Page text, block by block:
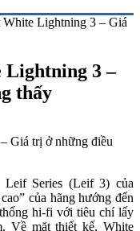
Lightning 3 – Giá
Lightning 3 –
thấy
Series (Leif 3) của
của hãng hướng đến
hi-fi với tiêu chí lấy
Về mặt thiết kế, White